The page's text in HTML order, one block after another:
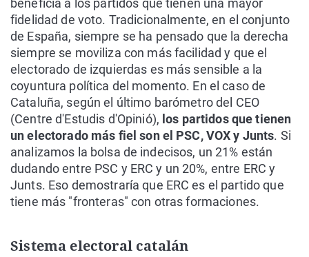
beneficia a los partidos que tienen una mayor
fidelidad de voto. Tradicionalmente, en el conjunto
de España, siempre se ha pensado que la derecha
siempre se moviliza con más facilidad y que el
electorado de izquierdas es más sensible a la
coyuntura política del momento. En el caso de
Cataluña, según el último barómetro del CEO
(Centre d'Estudis d'Opinió), los partidos que tienen
un electorado más fiel son el PSC, VOX y Junts. Si
analizamos la bolsa de indecisos, un 21% están
dudando entre PSC y ERC y un 20%, entre ERC y
Junts. Eso demostraría que ERC es el partido que
tiene más "fronteras" con otras formaciones.
Sistema electoral catalán